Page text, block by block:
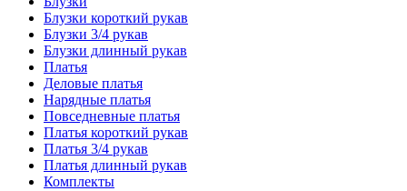
Блузки короткий рукав
Блузки 3/4 рукав
Блузки длинный рукав
Платья
Деловые платья
Нарядные платья
Повседневные платья
Платья короткий рукав
Платья 3/4 рукав
Платья длинный рукав
Комплекты